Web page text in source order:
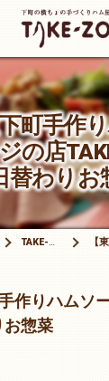
町手作
の店
替わりお
TAKE-ZOブログ 【東
作りハムソ
お惣菜